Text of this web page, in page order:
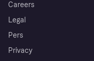
Careers
Legal
Pers
Privacy